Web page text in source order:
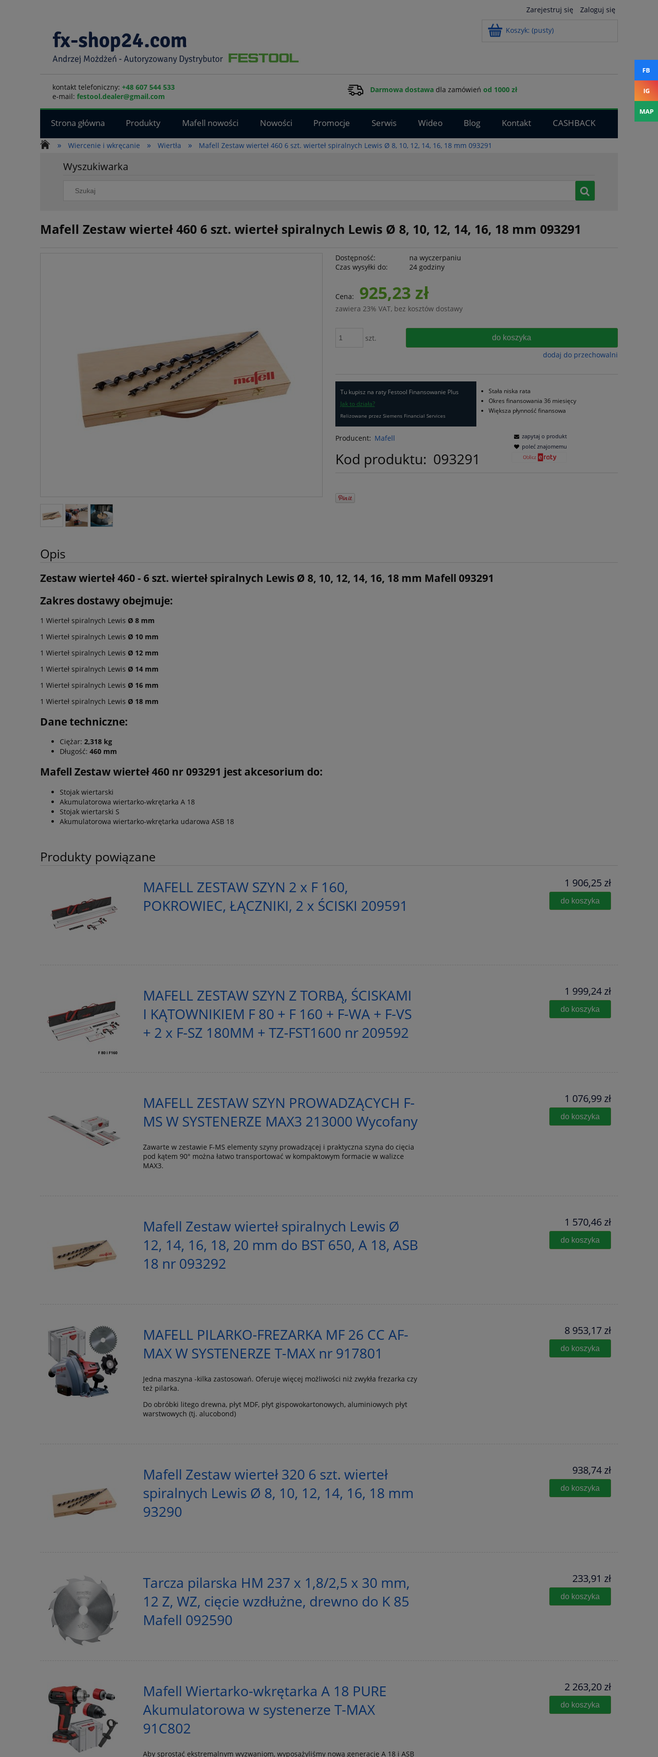
Zarejestruj się Zaloguj się
Koszyk: (pusty)
kontakt telefoniczny: +48 607 544 533
e-mail: festool.dealer@gmail.com
Darmowa dostawadla zamówień od 1000 zł
Strona główna Produkty Mafell nowości Nowości Promocje Serwis Wideo Blog Kontakt
CASHBACK
»
Wiercenie i wkręcanie » Wiertła » Mafell Zestaw wierteł 460 6 szt. wierteł spiralnych Lewis Ø 8, 10, 12, 14, 16, 18 mm 093291
Wyszukiwarka
Mafell Zestaw wierteł 460 6 szt. wierteł spiralnych Lewis Ø 8, 10, 12, 14, 16, 18 mm 093291
Dostępność:
na wyczerpaniu
Czas wysyłki do:
24 godziny
Cena: 925,23 zł
zawiera 23% VAT, bez kosztów dostawy
szt. do koszyka
dodaj do przechowalni
Tu kupisz na raty Festool Finansowanie Plus
Jak to działa?
Relizowane przez Siemens Financial Services
Stała niska rata
Okres finansowania 36 miesięcy
Większa płynność finansowa
Producent: Mafell
Kod produktu: 093291
zapytaj o produkt
poleć znajomemu
Opis
Zestaw wierteł 460 - 6 szt. wierteł spiralnych Lewis Ø 8, 10, 12, 14, 16, 18 mm Mafell 093291
Zakres dostawy obejmuje:
1 Wierteł spiralnych Lewis Ø 8 mm
1 Wierteł spiralnych Lewis Ø 10 mm
1 Wierteł spiralnych Lewis Ø 12 mm
1 Wierteł spiralnych Lewis Ø 14 mm
1 Wierteł spiralnych Lewis Ø 16 mm
1 Wierteł spiralnych Lewis Ø 18 mm
Dane techniczne:
Ciężar: 2,318 kg
Długość: 460 mm
Mafell Zestaw wierteł 460 nr 093291 jest akcesorium do:
Stojak wiertarski
Akumulatorowa wiertarko-wkrętarka A 18
Stojak wiertarski S
Akumulatorowa wiertarko-wkrętarka udarowa ASB 18
Produkty powiązane
MAFELL ZESTAW SZYN 2 x F 160,
POKROWIEC, ŁĄCZNIKI, 2 x ŚCISKI 209591
1 906,25 zł
do koszyka
MAFELL ZESTAW SZYN Z TORBĄ, ŚCISKAMI
I KĄTOWNIKIEM F 80 + F 160 + F-WA + F-VS
+ 2 x F-SZ 180MM + TZ-FST1600 nr 209592
1 999,24 zł
do koszyka
MAFELL ZESTAW SZYN PROWADZĄCYCH F-
MS W SYSTENERZE MAX3 213000 Wycofany
Zawarte w zestawie F-MS elementy szyny prowadzącej i praktyczna szyna do cięcia
pod kątem 90° można łatwo transportować w kompaktowym formacie w walizce
MAX3.
1 076,99 zł
do koszyka
Mafell Zestaw wierteł spiralnych Lewis Ø
12, 14, 16, 18, 20 mm do BST 650, A 18, ASB
18 nr 093292
1 570,46 zł
do koszyka
MAFELL PILARKO-FREZARKA MF 26 CC AF-
MAX W SYSTENERZE T-MAX nr 917801
Jedna maszyna -kilka zastosowań. Oferuje więcej możliwości niż zwykła frezarka czy
też pilarka.
Do obróbki litego drewna, płyt MDF, płyt gispowokartonowych, aluminiowych płyt
warstwowych (tj. alucobond)
8 953,17 zł
do koszyka
Mafell Zestaw wierteł 320 6 szt. wierteł
spiralnych Lewis Ø 8, 10, 12, 14, 16, 18 mm
93290
938,74 zł
do koszyka
Tarcza pilarska HM 237 x 1,8/2,5 x 30 mm,
12 Z, WZ, cięcie wzdłużne, drewno do K 85
Mafell 092590
233,91 zł
do koszyka
Mafell Wiertarko-wkrętarka A 18 PURE
Akumulatorowa w systenerze T-MAX
91C802
Aby sprostać ekstremalnym wyzwaniom, wyposażyliśmy nową generację A 18 i ASB
2 263,20 zł
do koszyka
FB
IG
MAP